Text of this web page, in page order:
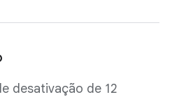
desativação de 12